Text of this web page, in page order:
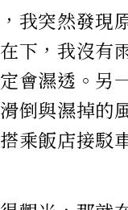
我突然發現
下，我沒有
會濕透。
倒與濕掉的
乘飯店接駁